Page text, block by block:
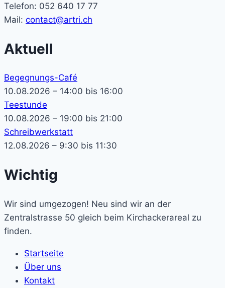
Telefon: 052 640 17 77
Mail: contact@artri.ch
Aktuell
Begegnungs-Café
10.08.2026 – 14:00 bis 16:00
Teestunde
10.08.2026 – 19:00 bis 21:00
Schreibwerkstatt
12.08.2026 – 9:30 bis 11:30
Wichtig
Wir sind umgezogen! Neu sind wir an der
Zentralstrasse 50 gleich beim Kirchackerareal zu
finden.
Startseite
Über uns
Kontakt